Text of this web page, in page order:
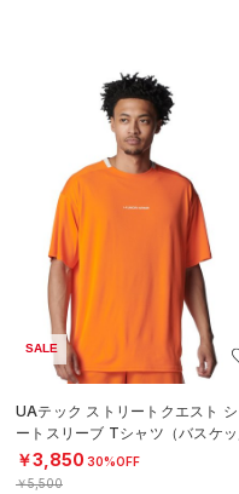
SALE
UAテック ストリートクエスト シ
ートスリーブ Tシャツ（バスケッ
ボール/MEN）
￥3,850 30%OFF
￥5,500